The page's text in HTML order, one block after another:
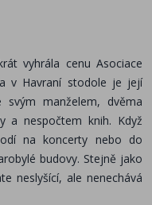
vyhrála cenu Asociace
v Havraní stodole je její
manželem, dvěma
a nespočtem knih. Když
na koncerty nebo do
budovy. Stejně jako
neslyšící, ale nenechává